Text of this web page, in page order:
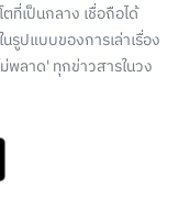
ที่เป็นกลาง เชื่อถือได้
รูปแบบของการเล่าเรื่อง
พลาด' ทุกข่าวสารในวง